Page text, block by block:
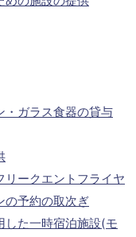
・ガラス食器の貸与
リークエントフライヤ
の予約の取次ぎ
した一時宿泊施設(モ